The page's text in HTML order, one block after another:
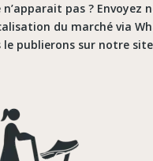
pas ? Envoyez
du marché via
le publierons sur notre